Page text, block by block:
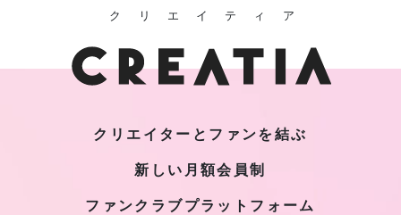
クリエイティア
クリエイターとファンを結ぶ
新しい月額会員制
ファンクラブプラットフォーム